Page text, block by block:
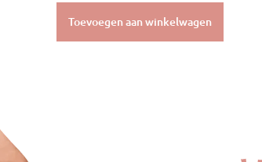
Toevoegen aan winkelwagen